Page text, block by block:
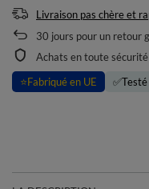
Livraison pas chère et
30 jours pour un retour
Achats en toute sécurité
⭐Fabriqué en UE ✅